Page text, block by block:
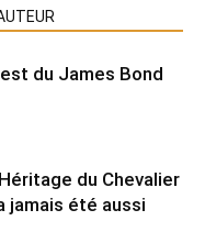
du James Bond
du Chevalier
jamais été aussi